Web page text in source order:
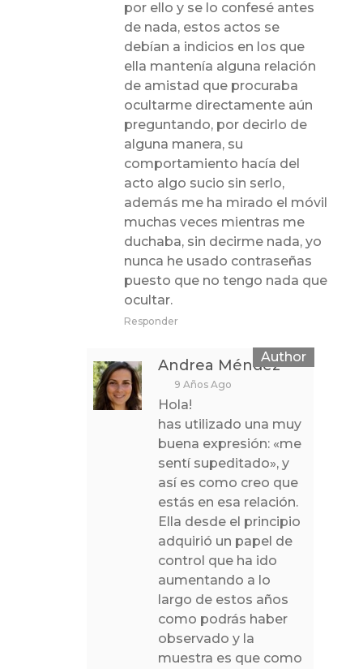
por ello y se lo confesé antes
de nada, estos actos se
debían a indicios en los que
ella mantenía alguna relación
de amistad que procuraba
ocultarme directamente aún
preguntando, por decirlo de
alguna manera, su
comportamiento hacía del
acto algo sucio sin serlo,
además me ha mirado el móvil
muchas veces mientras me
duchaba, sin decirme nada, yo
nunca he usado contraseñas
puesto que no tengo nada que
ocultar.
Responder
Andrea Méndez
9 Años Ago
Hola!
has utilizado una muy
buena expresión: «me
sentí supeditado», y
así es como creo que
estás en esa relación.
Ella desde el principio
adquirió un papel de
control que ha ido
aumentando a lo
largo de estos años
como podrás haber
observado y la
muestra es que como